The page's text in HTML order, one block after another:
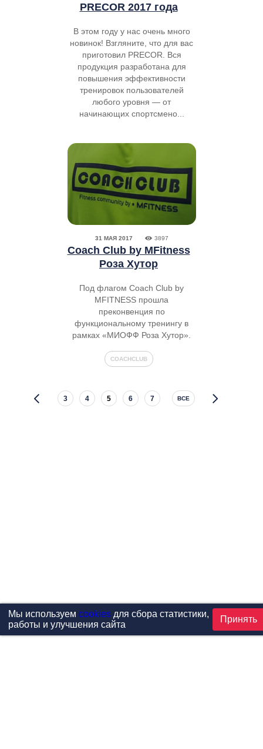
PRECOR 2017 года
В этом году у нас очень много
новинок! Взгляните, что для вас
приготовил PRECOR. Вся
продукция разработана для
повышения эффективности
тренировок пользователей
любого уровня — от
начинающих спортсмено...
31 МАЯ 2017 3897
Coach Club by MFitness
Роза Хутор
Под флагом Coach Club by
MFITNESS прошла
преконвенция по
функциональному тренингу в
рамках «МИОФФ Роза Хутор».
COACHCLUB
3 4 5 6 7 ВСЕ
Мы используем cookiesдля сбора статистики,
работы и улучшения сайта
Принять